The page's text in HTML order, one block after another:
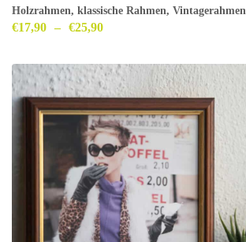
Holzrahmen, klassische Rahmen, Vintagerahmen
€17,90 – €25,90